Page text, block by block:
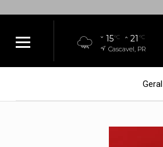
15°C 21 °C
Cascavel, PR
Geral